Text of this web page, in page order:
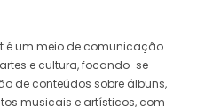
é um meio de comunicação
e cultura, focando-se
de conteúdos sobre álbuns,
musicais e artísticos, com